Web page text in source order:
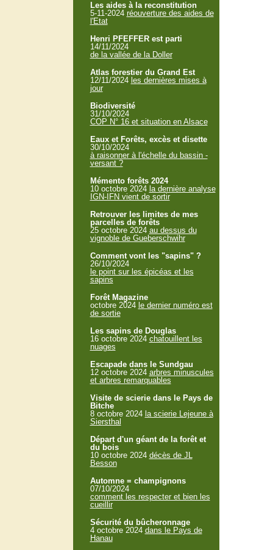
Les aides à la reconstitution
5-11-2024 réouverture des aides de
l'Etat
Henri PFEFFER est parti
14/11/2024
de la vallée de la Doller
Atlas forestier du Grand Est
12/11/2024 les dernières mises à
jour
Biodiversité
31/10/2024
COP N° 16 et situation en Alsace
Eaux et Forêts, excès et disette
30/10/2024
à raisonner à l'échelle du bassin -
versant ?
Mémento forêts 2024
10 octobre 2024 la dernière analyse
IGN-IFN vient de sortir
Retrouver les limites de mes
parcelles de forêts
25 octobre 2024 au dessus du
vignoble de Gueberschwihr
Comment vont les "sapins" ?
26/10/2024
le point sur les épicéas et les
sapins
Forêt Magazine
octobre 2024 le dernier numéro est
de sortie
Les sapins de Douglas
16 octobre 2024 chatouillent les
nuages
Escapade dans le Sundgau
12 octobre 2024 arbres minuscules
et arbres remarquables
Visite de scierie dans le Pays de
Bitche
8 octobre 2024 la scierie Lejeune à
Siersthal
Départ d'un géant de la forêt et
du bois
10 octobre 2024 décès de JL
Besson
Automne = champignons
07/10/2024
comment les respecter et bien les
cueillir
Sécurité du bûcheronnage
4 octobre 2024 dans le Pays de
Hanau